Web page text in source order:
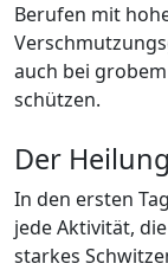
Berufen mit
auch bei
schützen.
Der
In den ersten
jede Aktivität,
starkes